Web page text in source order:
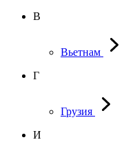
В
Вьетнам
Г
Грузия
И